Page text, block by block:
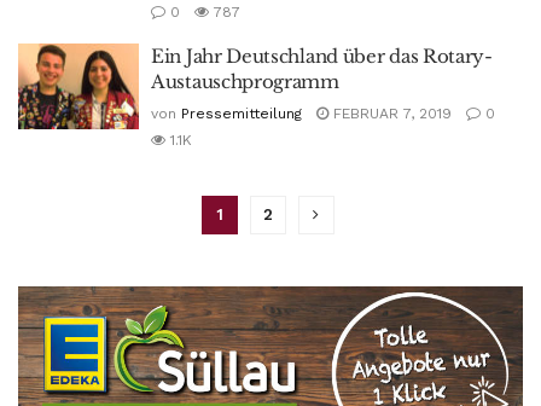
0
787
Ein Jahr Deutschland über das Rotary-
Austauschprogramm
von Pressemitteilung FEBRUAR 7, 2019
0
1.1K
1 2